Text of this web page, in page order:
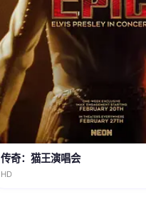
传奇：猫王演唱会
HD